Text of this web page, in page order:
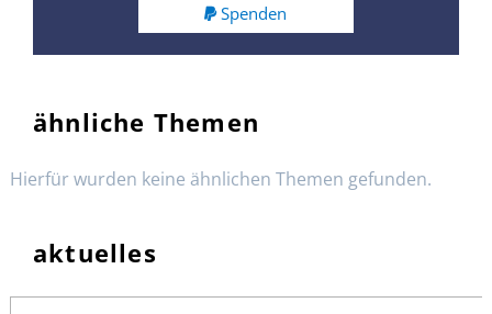
Spenden
ähnliche Themen
Hierfür wurden keine ähnlichen Themen gefunden.
aktuelles